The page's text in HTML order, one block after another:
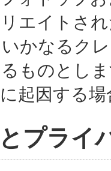
エイトさ
かなるク
ものとし
起因する
プライ